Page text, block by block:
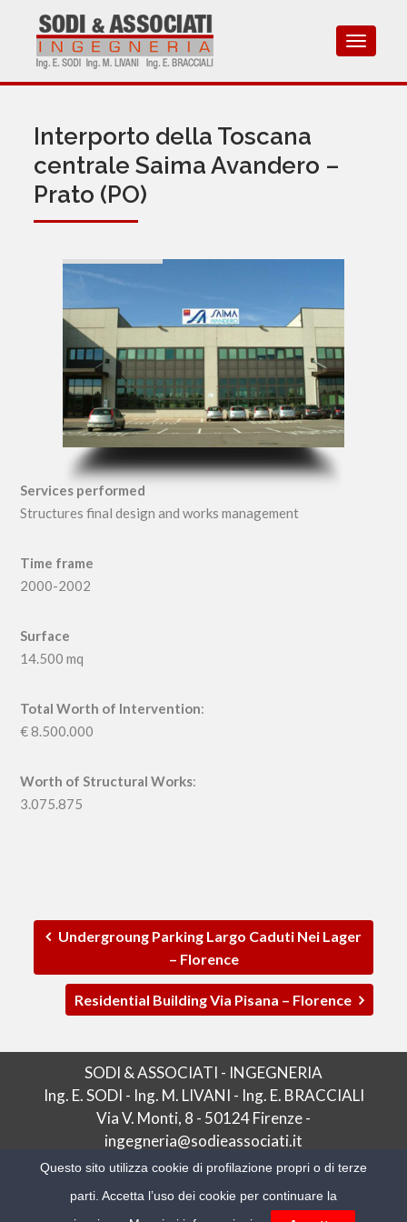
Toggle
Interporto della Toscana
centrale Saima Avandero –
Prato (PO)
Services performed
Structures final design and works management
Time frame
2000-2002
Surface
14.500 mq
Total Worth of Intervention:
€ 8.500.000
Worth of Structural Works:
3.075.875
Undergroung Parking Largo Caduti Nei Lager
– Florence
Residential Building Via Pisana – Florence
SODI & ASSOCIATI - INGEGNERIA
Ing. E. SODI - Ing. M. LIVANI - Ing. E. BRACCIALI
Via V. Monti, 8 - 50124 Firenze -
ingegneria@sodieassociati.it
P.IVA 05560140484
Senza Filtro Comunicazione
Questo sito utilizza cookie di profilazione propri o di terze
parti. Accetta l’uso dei cookie per continuare la